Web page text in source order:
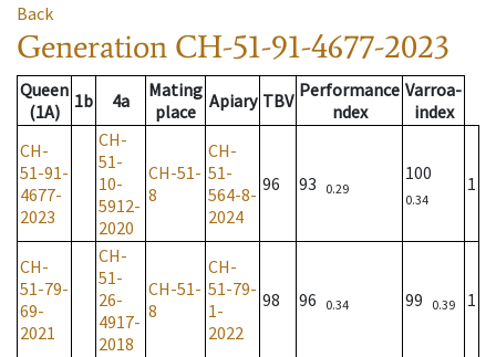
Back
Generation CH-51-91-4677-2023
Queen
(1A)
1b 4a
Mating
place Apiary TBV Performance
ndex
Varroa-
index
CH-
51-91-
4677-
2023
CH-
51-
10-
5912-
2020
CH-51-
8
CH-
51-
564-8-
2024
96 93 0.29
100
0.34
1
CH-
51-79-
69-
2021
CH-
51-
26-
4917-
2018
CH-51-
8
CH-
51-79-
1-
2022
98 96 0.34 99 0.39 1